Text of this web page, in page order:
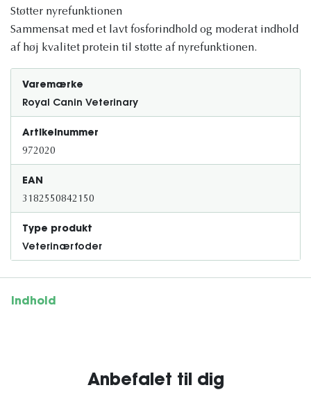
Støtter nyrefunktionen
Sammensat med et lavt fosforindhold og moderat indhold
af høj kvalitet protein til støtte af nyrefunktionen.
Varemærke
Royal Canin Veterinary
Artikelnummer
972020
EAN
3182550842150
Type produkt
Veterinærfoder
Indhold
Anbefalet til dig